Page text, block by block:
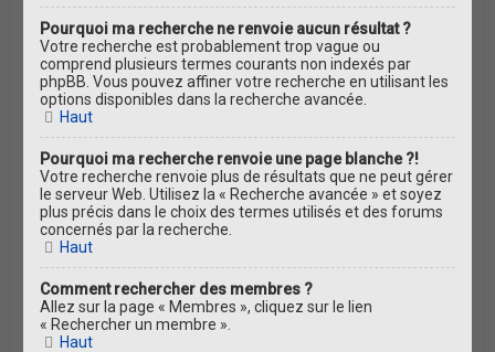
Pourquoi ma recherche ne renvoie aucun résultat ?
Votre recherche est probablement trop vague ou
comprend plusieurs termes courants non indexés par
phpBB. Vous pouvez affiner votre recherche en utilisant les
options disponibles dans la recherche avancée.
Haut
Pourquoi ma recherche renvoie une page blanche ?!
Votre recherche renvoie plus de résultats que ne peut gérer
le serveur Web. Utilisez la « Recherche avancée » et soyez
plus précis dans le choix des termes utilisés et des forums
concernés par la recherche.
Haut
Comment rechercher des membres ?
Allez sur la page « Membres », cliquez sur le lien
« Rechercher un membre ».
Haut